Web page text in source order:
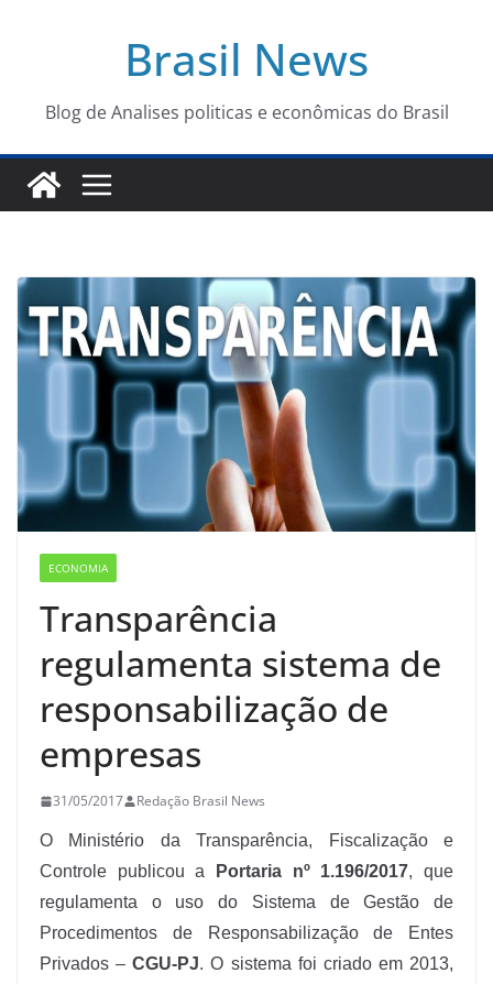
conteúdo
Brasil News
Blog de Analises politicas e econômicas do Brasil
ECONOMIA
Transparência
regulamenta sistema de
responsabilização de
empresas
31/05/2017 Redação Brasil News
O Ministério da Transparência, Fiscalização e
Controle publicou a
Portaria nº 1.196/2017, que
regulamenta o uso do Sistema de Gestão de
Procedimentos de Responsabilização de Entes
Privados –CGU-PJ. O sistema foi criado em 2013,